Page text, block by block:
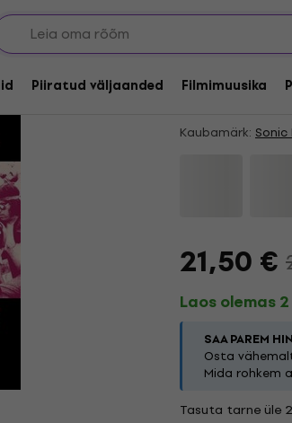
Piiratud väljaanded Filmimuusika
Allahindlus
Sonic
Kaubamärk: Sonic
21,50 €
Laos olemas
SAA PAREM
Osta
Mida rohkem
Tasuta tarne üle